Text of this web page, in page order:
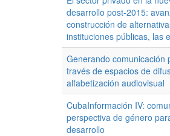
desarrollo post-2015:
construcción de
instituciones públicas, las
Generando comunicación
través de espacios de
alfabetización audiovisual
CubaInformación IV:
perspectiva de género
desarrollo